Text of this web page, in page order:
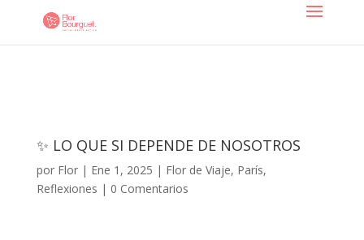
✨ LO QUE SI DEPENDE DE NOSOTROS
por Flor| Ene 1, 2025 | Flor de Viaje, París,
Reflexiones | 0 Comentarios